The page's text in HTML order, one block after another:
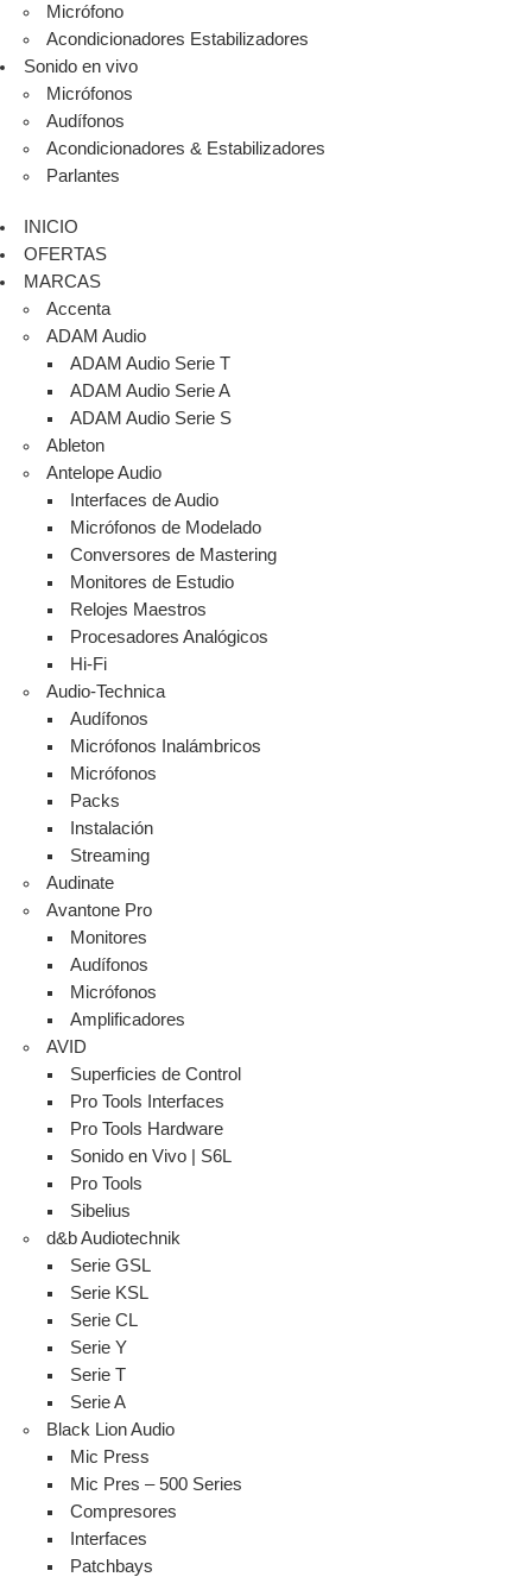
Micrófono
Acondicionadores Estabilizadores
Sonido en vivo
Micrófonos
Audífonos
Acondicionadores & Estabilizadores
Parlantes
INICIO
OFERTAS
MARCAS
Accenta
ADAM Audio
ADAM Audio Serie T
ADAM Audio Serie A
ADAM Audio Serie S
Ableton
Antelope Audio
Interfaces de Audio
Micrófonos de Modelado
Conversores de Mastering
Monitores de Estudio
Relojes Maestros
Procesadores Analógicos
Hi-Fi
Audio-Technica
Audífonos
Micrófonos Inalámbricos
Micrófonos
Packs
Instalación
Streaming
Audinate
Avantone Pro
Monitores
Audífonos
Micrófonos
Amplificadores
AVID
Superficies de Control
Pro Tools Interfaces
Pro Tools Hardware
Sonido en Vivo | S6L
Pro Tools
Sibelius
d&b Audiotechnik
Serie GSL
Serie KSL
Serie CL
Serie Y
Serie T
Serie A
Black Lion Audio
Mic Press
Mic Pres – 500 Series
Compresores
Interfaces
Patchbays